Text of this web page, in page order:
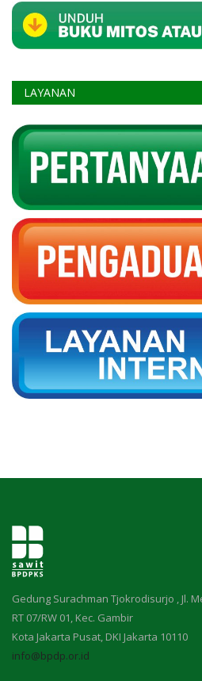
LAYANAN
Gedung Surachman Tjokrodisurjo , Jl.
RT 07/RW 01, Kec. Gambir
Kota Jakarta Pusat, DKI Jakarta 10110
info@bpdp.or.id